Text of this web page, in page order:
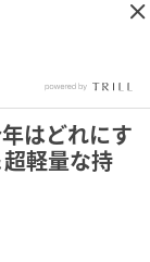
はどれにす
軽量な持